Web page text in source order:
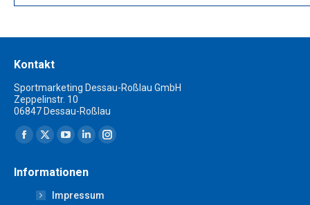
Kontakt
Sportmarketing Dessau-Roßlau GmbH
Zeppelinstr. 10
06847 Dessau-Roßlau
Finden Sie uns auf:
Facebook
opens
X
opens
in
YouTube
opens
in
Linkedin
opens
in
Instagram
Informationen
Impressum